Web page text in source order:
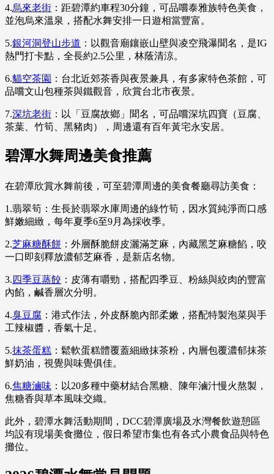
4.烏來老街 ：距碧潭約車程30分鐘，可品嚐泰雅族特色美食，
並泡烏來溫泉，搭配水舞安排一日遊相當豐富。
5.銀河洞登山步道 ：以觀音廟鑲嵌山壁與凌空飛瀑聞名，是IG
熱門打卡點，全長約2.5公里，林蔭清涼。
6.貓空茶園 ：台北近郊茶香與夜景兼具，有多家特色茶館，可
品嚐文山包種茶與鐵觀音，欣賞台北市夜景。
7.深坑老街 ：以「豆腐故鄉」聞名，可品嚐深坑四寶（豆腐、
茶葉、竹筍、黑豬肉），周邊還有百年黃宅永安居。
碧潭水舞周邊美食推薦
在碧潭欣賞水舞前後，可至碧潭周邊的美食餐廳尋訪美食：
1.翡翠筍：生長於翡翠水庫周邊的綠竹筍，因水質純淨而口感
鮮嫩細緻，每年夏季6至9月為採收季。
2.芝麻糖酥餅 ：外層酥脆餅皮灑滿芝麻，內藏黑芝麻糖餡，咬
一口即刻釋放濃郁芝麻香，是新店名物。
3. 四季豆蒸餃 ：皮薄有嚼勁，搭配四季豆、粉絲與絞肉的豐富
內餡，鹹香層次分明。
4.臭豆腐 ：港式作法，外皮酥脆內部柔嫩，搭配特製泡菜與手
工辣椒醬，香氣十足。
5.抹茶蛋糕 ：鬆軟蛋糕體覆蓋細緻抹茶粉，內層包覆濃郁抹茶
鮮奶油，視覺與味覺俱佳。
6.焦糖滷味 ：以20多種中藥材結合黑糖、陳年滷汁慢火熬製，
焦糖香與草本風味交織。
此外，碧潭水舞活動期間，DCC碧潭廣場及水灣餐飲遊憩區
均設有現場美食攤位，假日希望市集也有各式小農食品與特色
攤位。